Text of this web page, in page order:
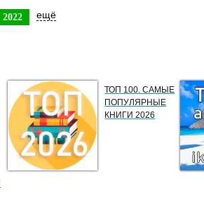
2022 ещё
ТОП 100. САМЫЕ
ПОПУЛЯРНЫЕ
КНИГИ 2026